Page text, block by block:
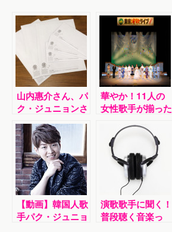
山内惠介さん、パ
ク・ジュニョンさ
んプレゼントキャ
ンペーン当選者が
決定しました！
華やか！11人の
女性歌手が揃った
歌ライブ
【動画】韓国人歌
手パク・ジュニョ
演歌歌手に聞く！
普段聴く音楽っ